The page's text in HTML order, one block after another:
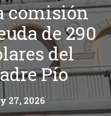
comisión
de 290
del
Pío
27, 2026